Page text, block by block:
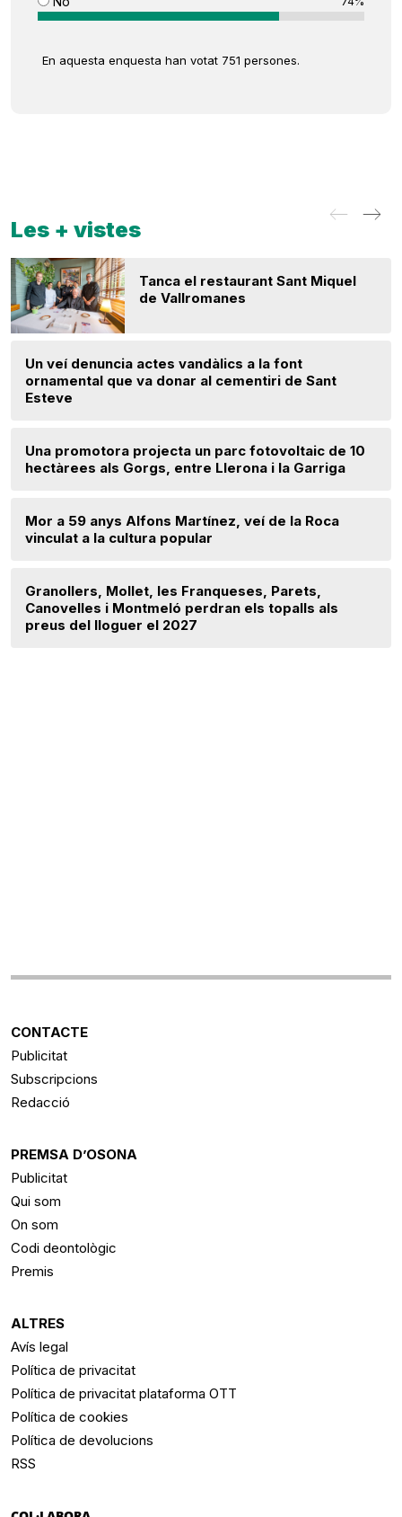
En aquesta enquesta han votat 751 persones.
Les + vistes
Tanca el restaurant Sant Miquel
de Vallromanes
Un veí denuncia actes vandàlics a la font
ornamental que va donar al cementiri de Sant
Esteve
Una promotora projecta un parc fotovoltaic de 10
hectàrees als Gorgs, entre Llerona i la Garriga
Mor a 59 anys Alfons Martínez, veí de la Roca
vinculat a la cultura popular
Granollers, Mollet, les Franqueses, Parets,
Canovelles i Montmeló perdran els topalls als
preus del lloguer el 2027
CONTACTE
Publicitat
Subscripcions
Redacció
PREMSA D’OSONA
Publicitat
Qui som
On som
Codi deontològic
Premis
ALTRES
Avís legal
Política de privacitat
Política de privacitat plataforma OTT
Política de cookies
Política de devolucions
RSS